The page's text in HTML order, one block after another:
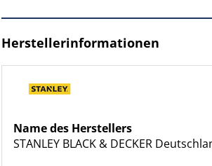
Herstellerinformationen
Name des Herstellers
STANLEY BLACK & DECKER